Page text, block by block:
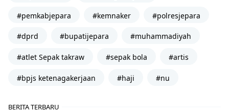
#pemkabjepara #kemnaker #polresjepara
#dprd #bupatijepara #muhammadiyah
#atlet Sepak takraw #sepak bola #artis
#bpjs ketenagakerjaan #haji #nu
BERITA TERBARU